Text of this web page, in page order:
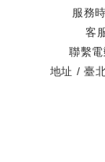
服務
客
聯繫
地址 / 臺